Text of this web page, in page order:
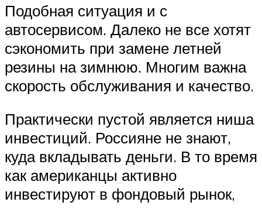
Подобная ситуация и с
автосервисом. Далеко не все хотят
сэкономить при замене летней
резины на зимнюю. Многим важна
скорость обслуживания и качество.
Практически пустой является ниша
инвестиций. Россияне не знают,
куда вкладывать деньги. В то время
как американцы активно
инвестируют в фондовый рынок,